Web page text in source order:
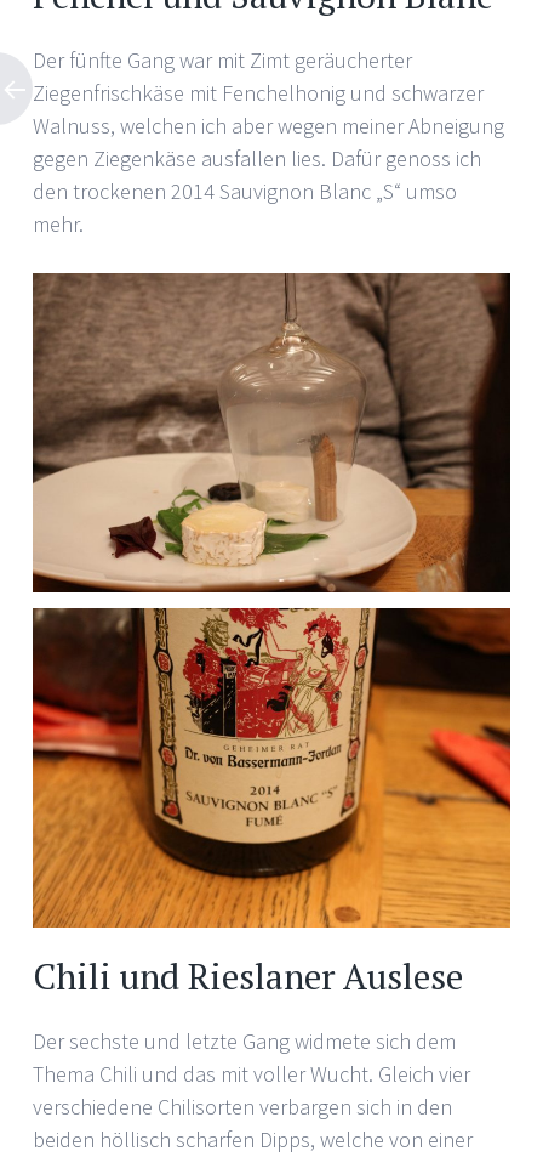
Der fünfte Gang war mit Zimt geräucherter
Ziegenfrischkäse mit Fenchelhonig und schwarzer
Walnuss, welchen ich aber wegen meiner Abneigung
gegen Ziegenkäse ausfallen lies. Dafür genoss ich
den trockenen 2014 Sauvignon Blanc „S“ umso
mehr.
Chili und Rieslaner Auslese
Der sechste und letzte Gang widmete sich dem
Thema Chili und das mit voller Wucht. Gleich vier
verschiedene Chilisorten verbargen sich in den
beiden höllisch scharfen Dipps, welche von einer